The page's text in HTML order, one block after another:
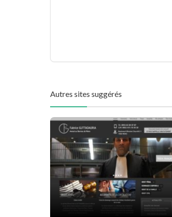
Autres sites suggérés